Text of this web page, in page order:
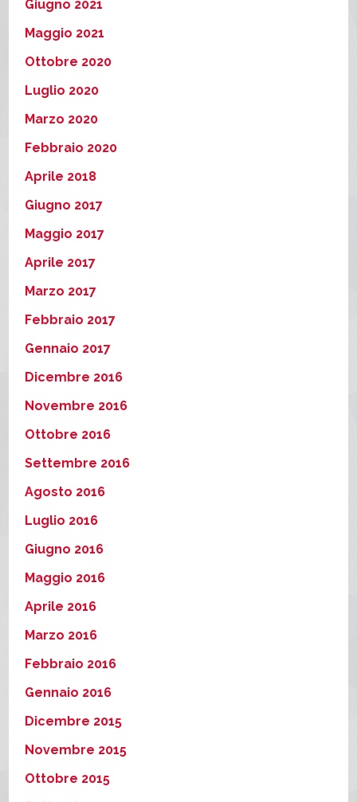
Giugno 2021
Maggio 2021
Ottobre 2020
Luglio 2020
Marzo 2020
Febbraio 2020
Aprile 2018
Giugno 2017
Maggio 2017
Aprile 2017
Marzo 2017
Febbraio 2017
Gennaio 2017
Dicembre 2016
Novembre 2016
Ottobre 2016
Settembre 2016
Agosto 2016
Luglio 2016
Giugno 2016
Maggio 2016
Aprile 2016
Marzo 2016
Febbraio 2016
Gennaio 2016
Dicembre 2015
Novembre 2015
Ottobre 2015